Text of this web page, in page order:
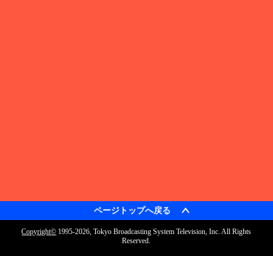
ページトップへ戻る
検索
トップ
Copyright© 1995-2026, Tokyo Broadcasting System Television, Inc. All Rights
Reserved.